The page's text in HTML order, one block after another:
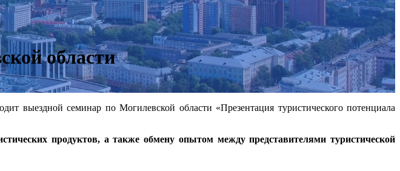
области
выездной семинар по Могилевской области «Презентация туристического потенциала
продуктов, а также обмену опытом между представителями туристической